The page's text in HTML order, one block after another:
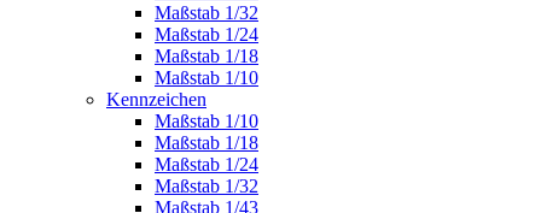
Maßstab 1/32
Maßstab 1/24
Maßstab 1/18
Maßstab 1/10
Kennzeichen
Maßstab 1/10
Maßstab 1/18
Maßstab 1/24
Maßstab 1/32
Maßstab 1/43